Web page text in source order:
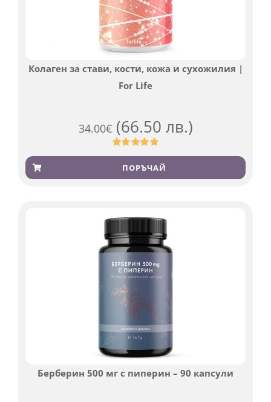
Колаген за стави, кости, кожа и сухожилия |
For Life
34.00€ (66.50 лв.)
Оценен
4.83 от 5,
базирано
923
ПОРЪЧАЙ
Берберин 500 мг с пиперин – 90 капсули